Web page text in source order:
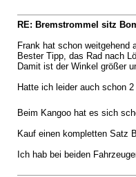
RE: Bremstrommel sitz
Frank hat schon weitgehend
Bester Tipp, das Rad nach
Damit ist der Winkel größer
Hatte ich leider auch schon
Beim Kangoo hat es sich
Kauf einen kompletten Satz
Ich hab bei beiden